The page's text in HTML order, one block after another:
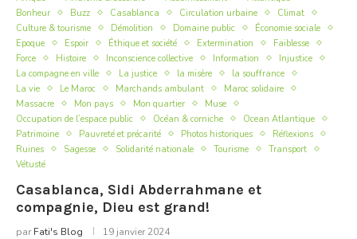
Bonheur
Buzz Casablanca Circulation urbaine
Climat
Culture & tourisme
Démolition Domaine public
Économie sociale
Epoque
Espoir Éthique et société Extermination
Faiblesse
Force
Histoire Inconscience collective Information
Injustice
La compagne en ville
La justice la misère
la souffrance
La vie
Le Maroc Marchands ambulant
Maroc solidaire
Massacre
Mon pays Mon quartier
Muse
Occupation de l’espace public
Océan & corniche
Ocean Atlantique
Patrimoine
Pauvreté et précarité Photos historiques
Réflexions
Ruines
Sagesse Solidarité nationale Tourisme
Transport
Vétusté
Casablanca, Sidi Abderrahmane et
compagnie, Dieu est grand!
par Fati's Blog 19 janvier 2024